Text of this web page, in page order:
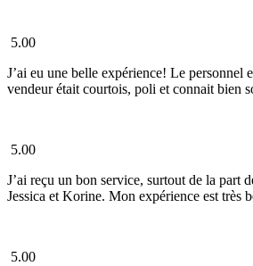
5.00
J’ai eu une belle expérience! Le personnel
vendeur était courtois, poli et connait bien
5.00
J’ai reçu un bon service, surtout de la part
Jessica et Korine. Mon expérience est très
5.00